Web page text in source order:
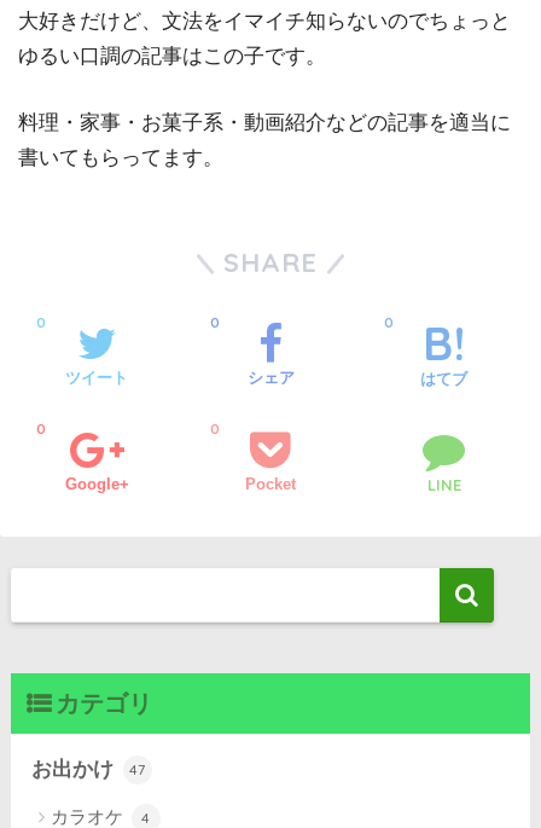
大好きだけど、文法をイマイチ知らないのでちょっと
ゆるい口調の記事はこの子です。
料理・家事・お菓子系・動画紹介などの記事を適当に
書いてもらってます。
SHARE
ツイート
0
シェア
0
はてブ
0
Google+
0
Pocket
0
LINE
カテゴリ
お出かけ 47
カラオケ 4